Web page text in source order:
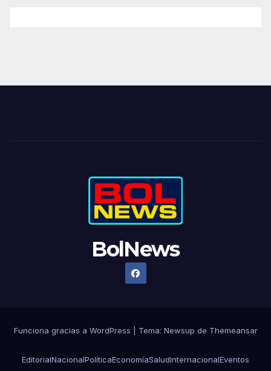
BolNews
Funciona gracias a WordPress Tema: Newsup de Themeansar
EditorialNacionalPolíticaEconomíaSaludInternacionalEventos